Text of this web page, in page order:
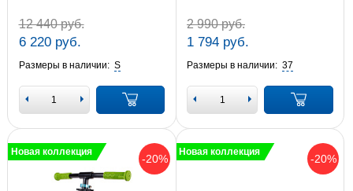
12 440 руб.
6 220 руб.
Размеры в наличии: S
2 990 руб.
1 794 руб.
Размеры в наличии: 37
-20%
Новая коллекция
-20%
Новая коллекция